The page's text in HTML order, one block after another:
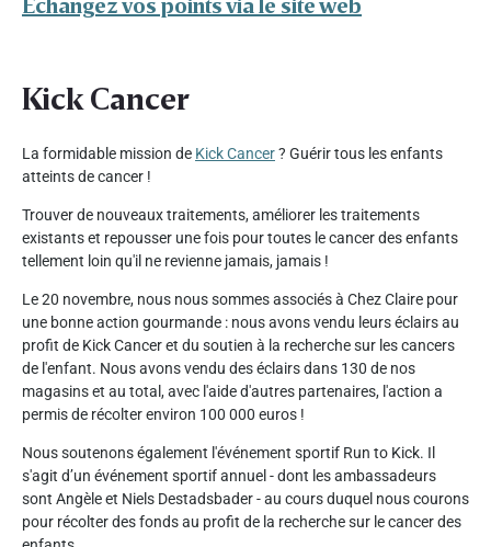
Kick Cancer
La formidable mission de Kick Cancer? Guérir tous les enfants
atteints de cancer !
Trouver de nouveaux traitements, améliorer les traitements
existants et repousser une fois pour toutes le cancer des enfants
tellement loin qu'il ne revienne jamais, jamais !
Le 20 novembre, nous nous sommes associés à Chez Claire pour
une bonne action gourmande : nous avons vendu leurs éclairs au
profit de Kick Cancer et du soutien à la recherche sur les cancers
de l'enfant. Nous avons vendu des éclairs dans 130 de nos
magasins et au total, avec l'aide d'autres partenaires, l'action a
permis de récolter environ 100 000 euros !
Nous soutenons également l'événement sportif Run to Kick. Il
s'agit d’un événement sportif annuel - dont les ambassadeurs
sont Angèle et Niels Destadsbader - au cours duquel nous courons
pour récolter des fonds au profit de la recherche sur le cancer des